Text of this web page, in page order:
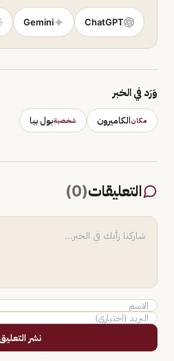
ChatGPT
Gemini
وَرَد في الخبر
مكانالكاميرون شخصيةبول بيا
التعليقات(
0
)
نشر